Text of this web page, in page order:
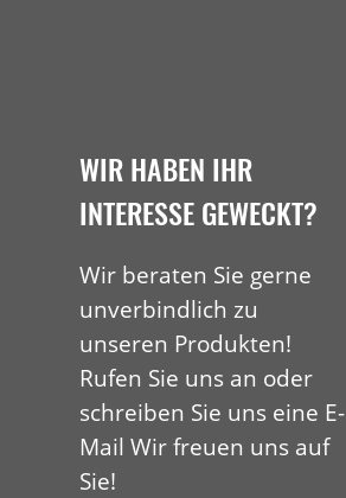
WIR HABEN IHR
INTERESSE GEWECKT?
Wir beraten Sie gerne
unverbindlich zu
unseren Produkten!
Rufen Sie uns an oder
schreiben Sie uns eine E-
Mail Wir freuen uns auf
Sie!